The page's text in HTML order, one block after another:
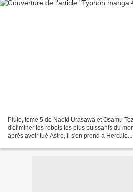
Pluto, tome 5 de Naoki Urasawa et Osamu
d'éliminer les robots les plus puissants du
après avoir tué Astro, il s'en prend à Hercule...